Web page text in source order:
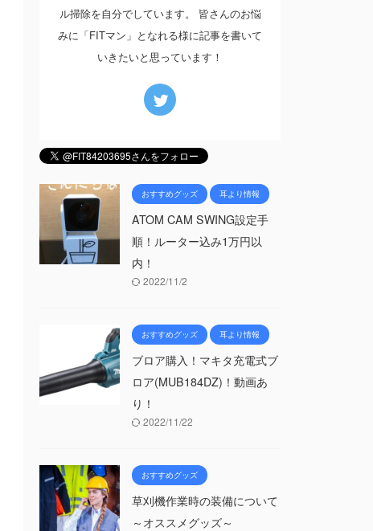
ル掃除を自分でしています。 皆さんのお悩
みに「FITマン」となれる様に記事を書いて
いきたいと思っています！
おすすめグッズ 耳より情報
ATOM CAM SWING設定手
順！ルーター込み1万円以
内！
2022/11/2
おすすめグッズ 耳より情報
ブロア購入！マキタ充電式ブ
ロア(MUB184DZ)！動画あ
り！
2022/11/22
おすすめグッズ
草刈機作業時の装備について
～オススメグッズ～